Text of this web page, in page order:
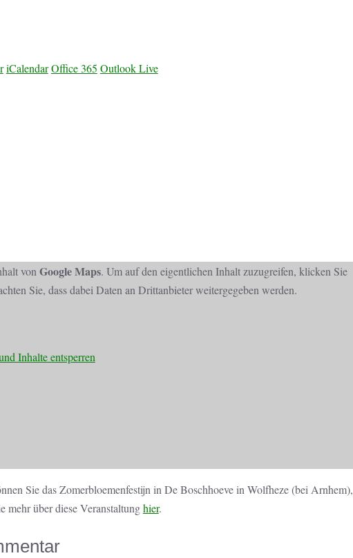
iCalendar Office 365 Outlook Live
von Google Maps. Um auf den eigentlichen Inhalt zuzugreifen, klicken Sie
Sie, dass dabei Daten an Drittanbieter weitergegeben werden.
Inhalte entsperren
Sie das Zomerbloemenfestijn in De Boschhoeve in Wolfheze (bei Arnhem),
mehr über diese Veranstaltunghier.